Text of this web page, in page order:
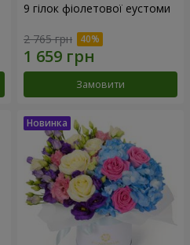
9 гілок фіолетової еустоми
2 765 грн
Замовити